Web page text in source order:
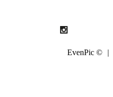
EvenPic © |